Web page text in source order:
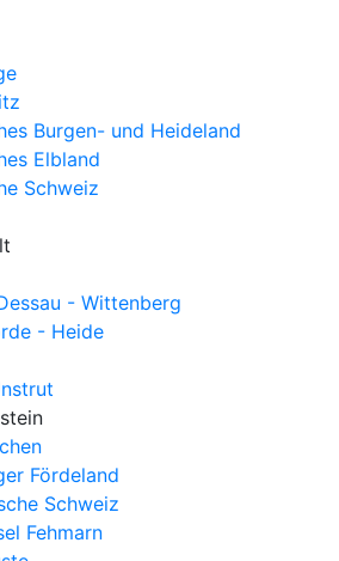
Burgen- und Heideland
Elbland
Schweiz
- Wittenberg
- Heide
Fördeland
Schweiz
Fehmarn